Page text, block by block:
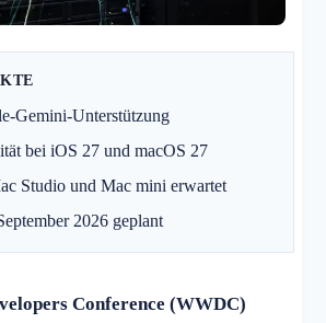
Gemini-Unterstützung
bei iOS 27 und macOS 27
Studio und Mac mini erwartet
2026 geplant
Conference (WWDC)